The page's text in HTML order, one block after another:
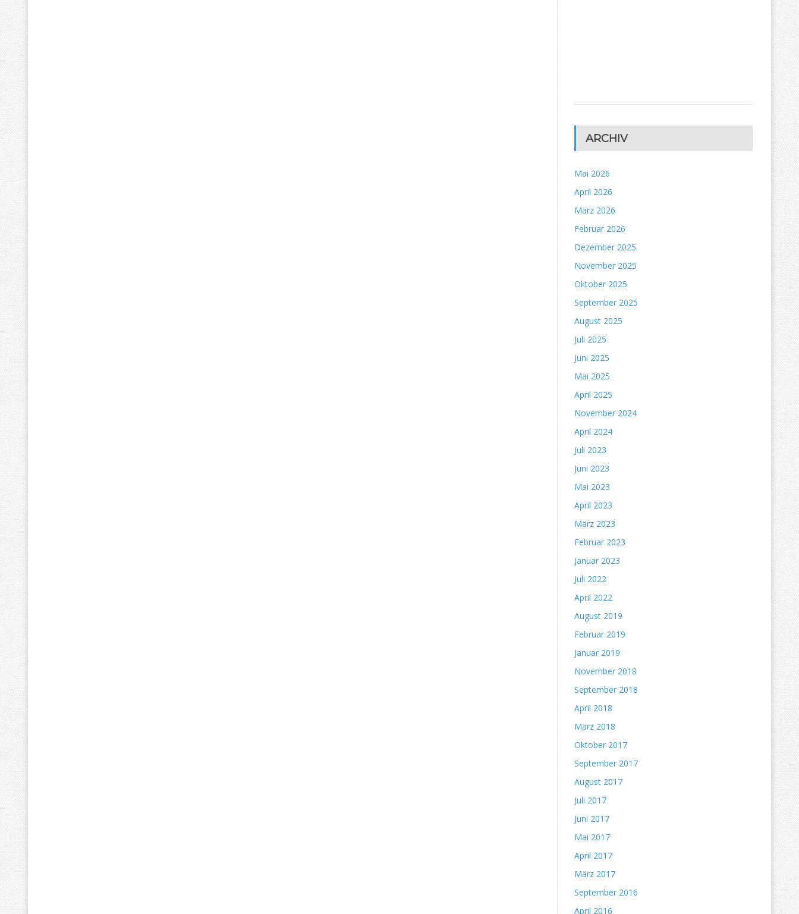
ARCHIV
Mai 2026
April 2026
März 2026
Februar 2026
Dezember 2025
November 2025
Oktober 2025
September 2025
August 2025
Juli 2025
Juni 2025
Mai 2025
April 2025
November 2024
April 2024
Juli 2023
Juni 2023
Mai 2023
April 2023
März 2023
Februar 2023
Januar 2023
Juli 2022
April 2022
August 2019
Februar 2019
Januar 2019
November 2018
September 2018
April 2018
März 2018
Oktober 2017
September 2017
August 2017
Juli 2017
Juni 2017
Mai 2017
April 2017
März 2017
September 2016
April 2016